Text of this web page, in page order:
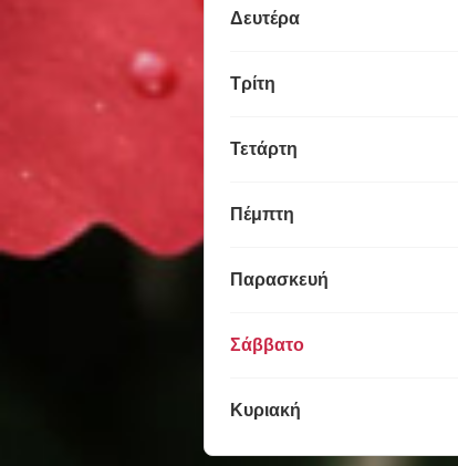
Δευτέρα
Τρίτη
Τετάρτη
Πέμπτη
Παρασκευή
Σάββατο
Κυριακή